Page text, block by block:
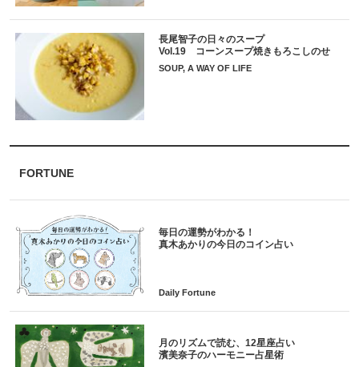
長尾智子の日々のスープ
Vol.19 コーンスープ焼きもろこしのせ
SOUP, A WAY OF LIFE
FORTUNE
毎日の運勢がわかる！
月のリズムで読む、12星座占い